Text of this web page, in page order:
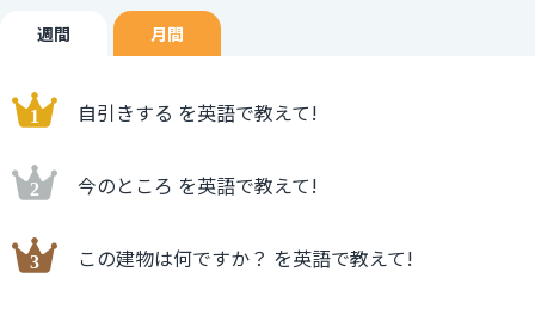
週間 月間
自引きする を英語で教えて!
今のところ を英語で教えて!
この建物は何ですか？ を英語で教えて!